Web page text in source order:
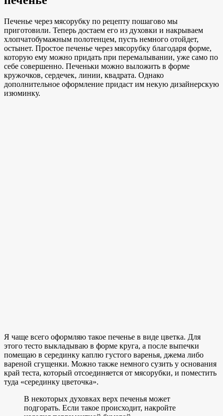
Печенье через мясорубку по рецепту пошагово мы
приготовили. Теперь достаем его из духовки и накрываем
хлопчатобумажным полотенцем, пусть немного отойдет,
остынет. Простое печенье через мясорубку благодаря форме,
которую ему можно придать при перемалывании, уже само по
себе совершенно. Печеньки можно выложить в форме
кружочков, сердечек, линии, квадрата. Однако
дополнительное оформление придаст им некую дизайнерскую
изюминку.
Я чаще всего оформляю такое печенье в виде цветка. Для
этого тесто выкладываю в форме круга, а после выпечки
помещаю в серединку каплю густого варенья, джема либо
вареной сгущенки. Можно также немного сузить у основания
край теста, который отсоединяется от мясорубки, и поместить
туда «серединку цветочка».
В некоторых духовках верх печенья может
подгорать. Если такое происходит, накройте